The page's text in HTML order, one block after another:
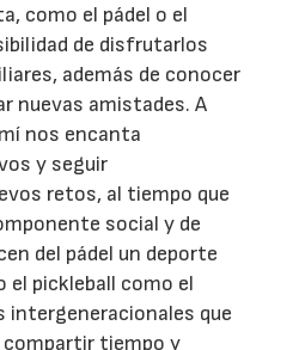
como el pádel o el
de disfrutarlos
además de conocer
nuevas amistades. A
nos encanta
y seguir
retos, al tiempo que
social y de
del pádel un deporte
el pickleball como el
intergeneracionales que
tiempo y